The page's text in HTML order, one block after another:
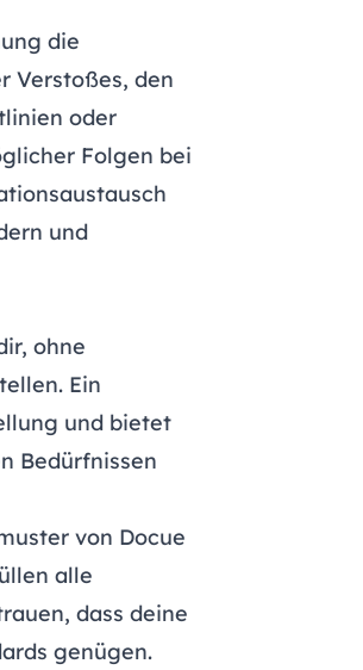
die
Verstoßes, den
oder
Folgen bei
und
ohne
Ein
und bietet
Bedürfnissen
von Docue
alle
dass deine
genügen.